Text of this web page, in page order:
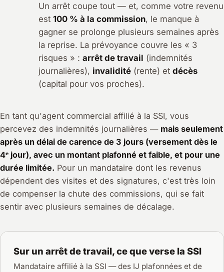
Un arrêt coupe tout — et, comme votre revenu
est 100 % à la commission, le manque à
gagner se prolonge plusieurs semaines après
la reprise. La prévoyance couvre les « 3
risques » : arrêt de travail (indemnités
journalières), invalidité(rente) et décès
(capital pour vos proches).
En tant qu'agent commercial affilié à la SSI, vous
percevez des indemnités journalières — mais seulement
après un délai de carence de 3 jours (versement dès le
4ᵉ jour), avec un montant plafonné et faible, et pour une
durée limitée. Pour un mandataire dont les revenus
dépendent des visites et des signatures, c'est très loin
de compenser la chute des commissions, qui se fait
sentir avec plusieurs semaines de décalage.
Sur un arrêt de travail, ce que verse la SSI
Mandataire affilié à la SSI — des IJ plafonnées et de